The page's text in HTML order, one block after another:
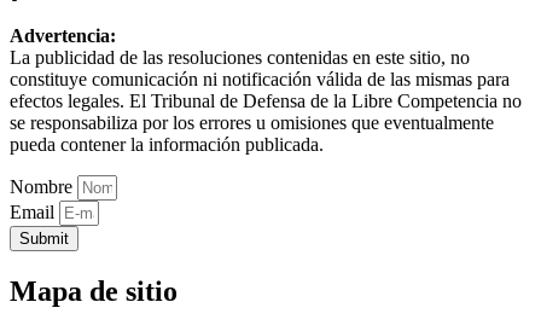
Advertencia:
La publicidad de las resoluciones contenidas en este sitio, no
constituye comunicación ni notificación válida de las mismas para
efectos legales. El Tribunal de Defensa de la Libre Competencia no
se responsabiliza por los errores u omisiones que eventualmente
pueda contener la información publicada.
Nombre
Email
Submit
Mapa de sitio